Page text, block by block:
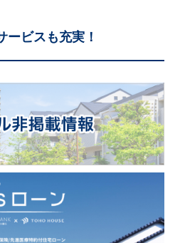
ービスも充実！